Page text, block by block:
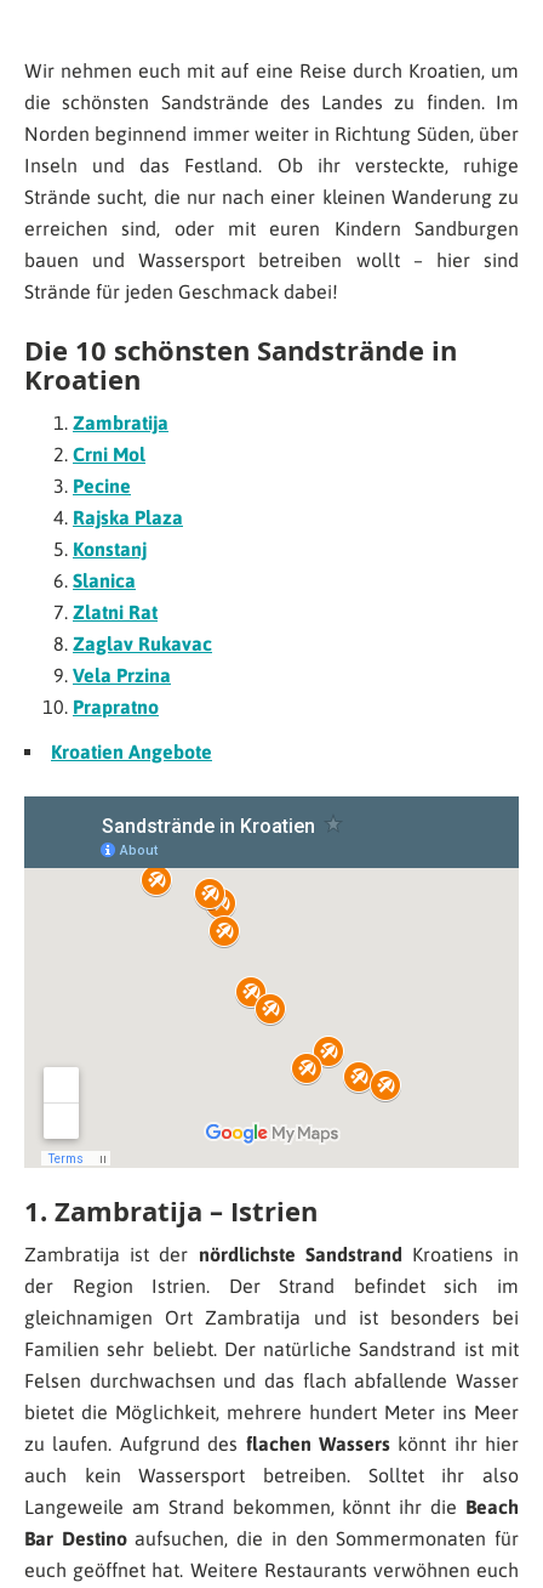
Wir nehmen euch mit auf eine Reise durch Kroatien, um
die schönsten Sandstrände des Landes zu finden. Im
Norden beginnend immer weiter in Richtung Süden, über
Inseln und das Festland. Ob ihr versteckte, ruhige
Strände sucht, die nur nach einer kleinen Wanderung zu
erreichen sind, oder mit euren Kindern Sandburgen
bauen und Wassersport betreiben wollt – hier sind
Strände für jeden Geschmack dabei!
Die 10 schönsten Sandstrände in
Kroatien
Zambratija
Crni Mol
Pecine
Rajska Plaza
Konstanj
Slanica
Zlatni Rat
Zaglav Rukavac
Vela Przina
Prapratno
Kroatien Angebote
1. Zambratija – Istrien
Zambratija ist der nördlichste Sandstrand Kroatiens in
der Region Istrien. Der Strand befindet sich im
gleichnamigen Ort Zambratija und ist besonders bei
Familien sehr beliebt. Der natürliche Sandstrand ist mit
Felsen durchwachsen und das flach abfallende Wasser
bietet die Möglichkeit, mehrere hundert Meter ins Meer
zu laufen. Aufgrund des flachen Wasserskönnt ihr hier
auch kein Wassersport betreiben. Solltet ihr also
Langeweile am Strand bekommen, könnt ihr die Beach
Bar Destinoaufsuchen, die in den Sommermonaten für
euch geöffnet hat. Weitere Restaurants verwöhnen euch